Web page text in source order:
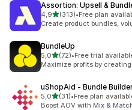
Assortion: Upsell &
4,9stelle su 5
(313)
313 recensioni totali
•Free plan
Create product bundles,
BundleUp
5,0stelle su 5
(72)
72 recensioni totali
•Free trial
Maximize profits by
uShopAid ‑ Bundle
5,0stelle su 5
(31)
31 recensioni totali
•Free plan
Boost AOV with Mix &